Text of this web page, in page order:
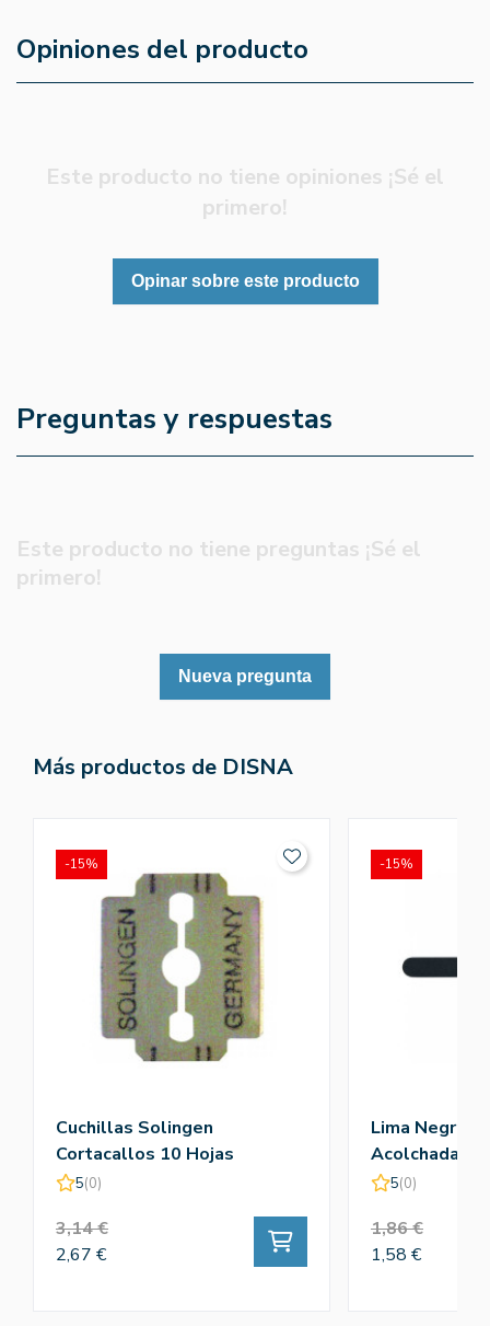
Opiniones del producto
Este producto no tiene opiniones ¡Sé el
primero!
Opinar sobre este producto
Preguntas y respuestas
Este producto no tiene preguntas ¡Sé el
primero!
Nueva pregunta
Más productos de DISNA
Cuchillas Solingen
Cortacallos 10 Hojas
5(0)
3,14 €
2,67 €
-15%
Lima Negra
Acolchada
5(0)
1,86 €
1,58 €
-15%